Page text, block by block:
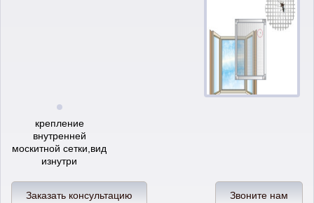
крепление
внутренней
москитной сетки,вид
изнутри
Заказать консультацию Звоните нам